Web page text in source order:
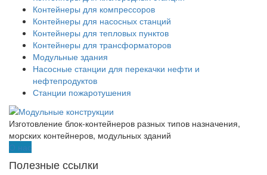
Контейнеры для компрессоров
Контейнеры для насосных станций
Контейнеры для тепловых пунктов
Контейнеры для трансформаторов
Модульные здания
Насосные станции для перекачки нефти и
нефтепродуктов
Станции пожаротушения
Изготовление блок-контейнеров разных типов назначения,
морских контейнеров, модульных зданий
О нас
Полезные ссылки